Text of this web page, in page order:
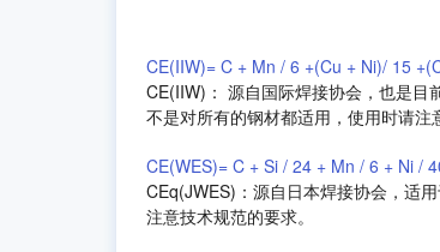
CE(IIW)= C + Mn / 6 +(Cu + Ni)/ 15
CE(IIW)： 源自国际焊接协会，也是目
不是对所有的钢材都适用，使用时请注
CE(WES)= C + Si / 24 + Mn / 6 + Ni /
CEq(JWES)：源自日本焊接协会，适
注意技术规范的要求。